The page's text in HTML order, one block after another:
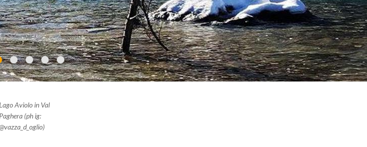
della Foppa, il valico alpino inserito nelGiro
è ideale per una biciclettata. Ma dopo l'attività
le formagelle ed i biscotti di questo paese.
Lago Aviolo in Val
Paghera (ph ig: